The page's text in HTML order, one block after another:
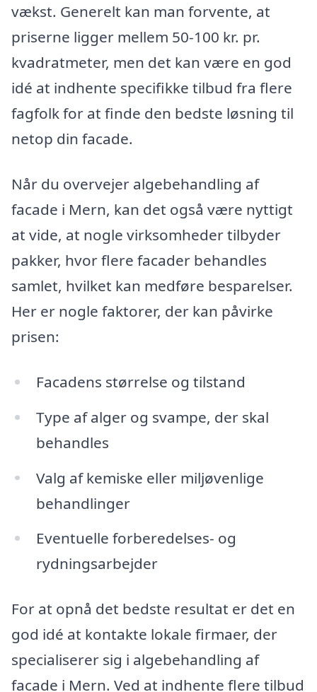
vækst. Generelt kan man forvente, at
priserne ligger mellem 50-100 kr. pr.
kvadratmeter, men det kan være en god
idé at indhente specifikke tilbud fra flere
fagfolk for at finde den bedste løsning til
netop din facade.
Når du overvejer algebehandling af
facade i Mern, kan det også være nyttigt
at vide, at nogle virksomheder tilbyder
pakker, hvor flere facader behandles
samlet, hvilket kan medføre besparelser.
Her er nogle faktorer, der kan påvirke
prisen:
Facadens størrelse og tilstand
Type af alger og svampe, der skal
behandles
Valg af kemiske eller miljøvenlige
behandlinger
Eventuelle forberedelses- og
rydningsarbejder
For at opnå det bedste resultat er det en
god idé at kontakte lokale firmaer, der
specialiserer sig i algebehandling af
facade i Mern. Ved at indhente flere tilbud